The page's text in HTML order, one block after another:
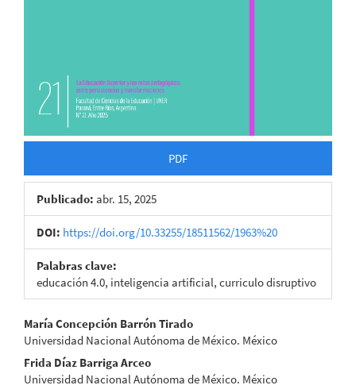
PDF
Publicado: abr. 15, 2025
DOI: https://doi.org/10.33255/18511562/1963%20
Palabras clave:
educación 4.0, inteligencia artificial, curriculo disruptivo
Contenido
principal
María Concepción Barrón Tirado
Universidad Nacional Autónoma de México. México
Frida Díaz Barriga Arceo
Universidad Nacional Autónoma de México. México